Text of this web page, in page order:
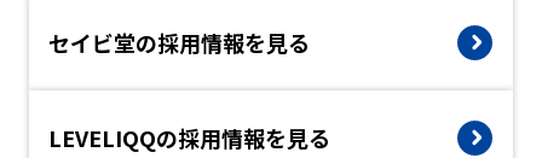
セイビ堂の採用情報を見る
LEVELIQQの採用情報を見る